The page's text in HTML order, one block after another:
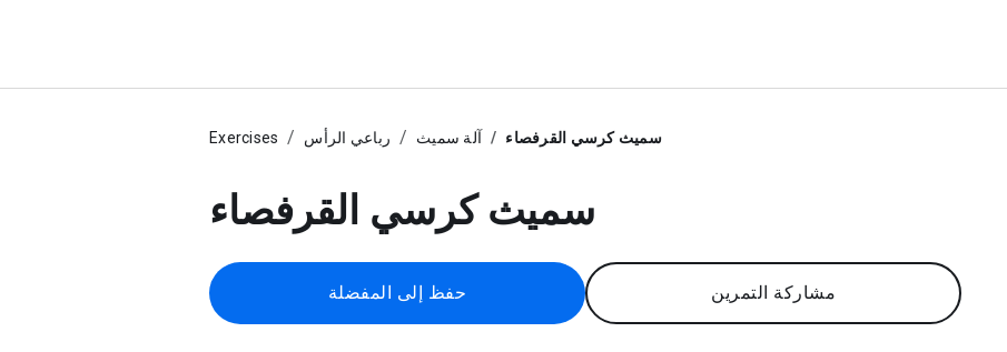
Exercises رباعي الرأس آلة سميث سميث كرسي القرفصاء
سميث كرسي القرفصاء
حفظ إلى المفضلة مشاركة التمرين